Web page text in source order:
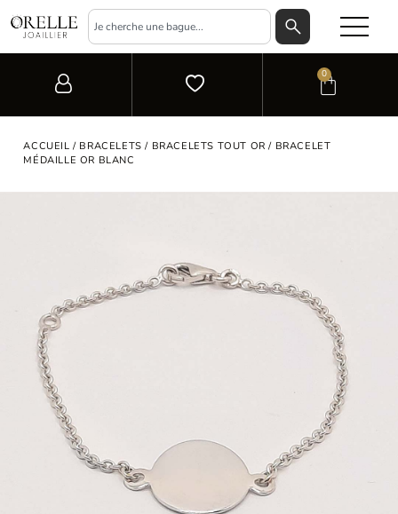
0
ACCUEIL / BRACELETS / BRACELETS TOUT OR / BRACELET
MÉDAILLE OR BLANC